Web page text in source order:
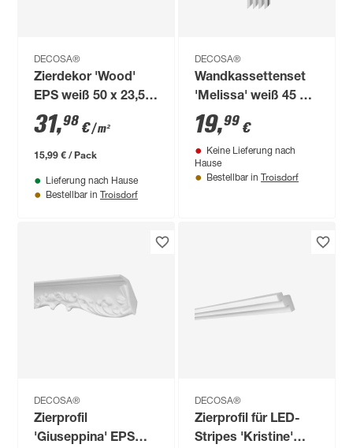
DECOSA®
Zierdekor 'Wood'
EPS weiß 50 x 23,5 x
0,1 cm
31,98 €/ m²
15,99 € / Pack
Lieferung nach Hause
Bestellbar in Troisdorf
DECOSA®
Wandkassettenset
'Melissa' weiß 45 x
45 cm
19,99 €
Keine Lieferung nach
Hause
Bestellbar in Troisdorf
DECOSA®
Zierprofil
'Giuseppina' EPS
DECOSA®
Zierprofil für LED-
Stripes 'Kristine'